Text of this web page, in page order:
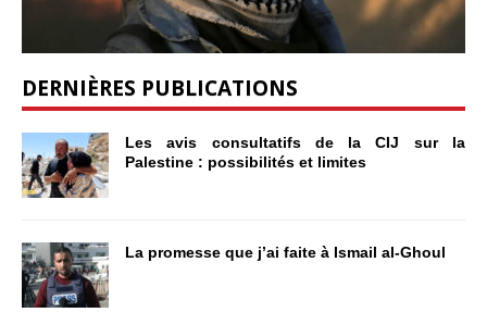
DERNIÈRES PUBLICATIONS
Les avis consultatifs de la CIJ sur la
Palestine : possibilités et limites
La promesse que j’ai faite à Ismail al-Ghoul